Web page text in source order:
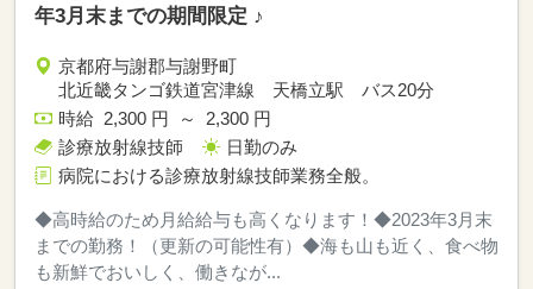
年3月末までの期間限定 ♪
京都府与謝郡与謝野町
北近畿タンゴ鉄道宮津線 天橋立駅 バス20分
時給 2,300 円 ～ 2,300 円
診療放射線技師
日勤のみ
病院における診療放射線技師業務全般。
◆高時給のため月給給与も高くなります！◆2023年3月末
までの勤務！（更新の可能性有）◆海も山も近く、食べ物
も新鮮でおいしく、働きなが...